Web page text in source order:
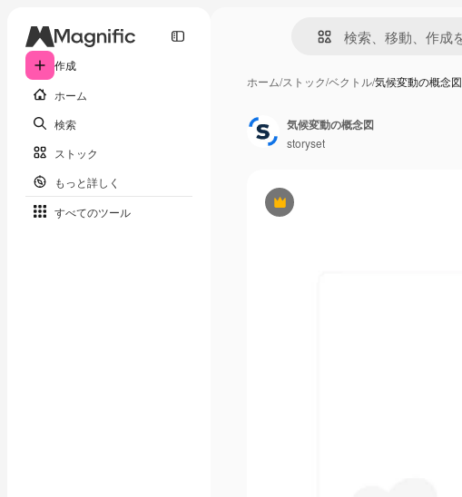
作成
ホーム
検索
ストック
もっと詳しく
すべてのツール
ホーム/ストック/ベクトル/気候変動の概念図
Premium
気候変動の概念図
storyset